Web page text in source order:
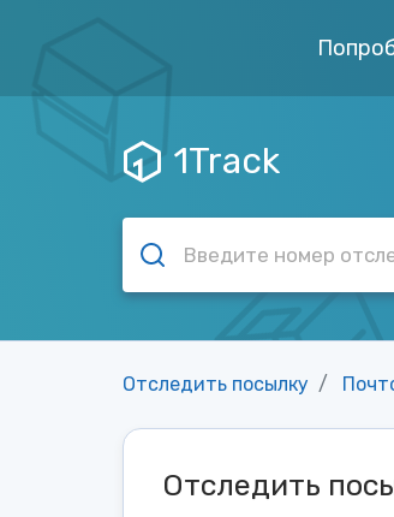
1Track
Отследить посылку
Отследить